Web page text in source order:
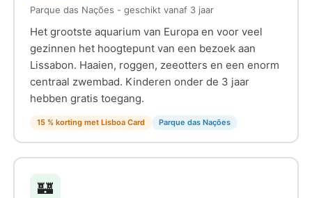
Parque das Nações - geschikt vanaf 3 jaar
Het grootste aquarium van Europa en voor veel
gezinnen het hoogtepunt van een bezoek aan
Lissabon. Haaien, roggen, zeeotters en een enorm
centraal zwembad. Kinderen onder de 3 jaar
hebben gratis toegang.
15 % korting met Lisboa Card Parque das Nações
🏰